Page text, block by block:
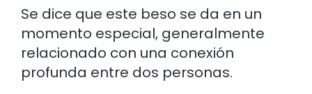
Se dice que este beso se da en un
momento especial, generalmente
relacionado con una conexión
profunda entre dos personas.